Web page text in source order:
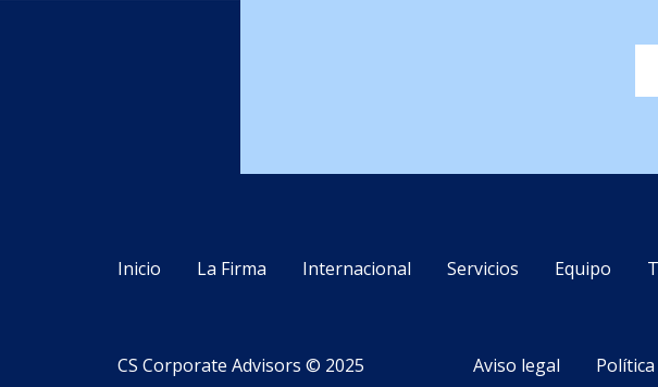
Inicio La Firma Internacional Servicios Equipo
CS Corporate Advisors © 2025 Aviso legal